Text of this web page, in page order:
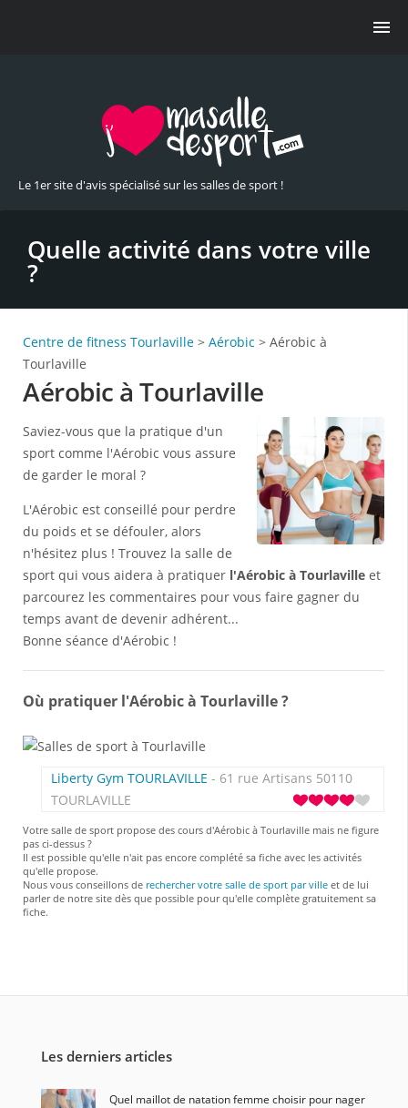
Le 1er site d'avis spécialisé sur les salles de sport !
Quelle activité dans votre ville
?
Centre de fitness Tourlaville > Aérobic > Aérobic à
Tourlaville
Aérobic à Tourlaville
Saviez-vous que la pratique d'un
sport comme l'Aérobic vous assure
de garder le moral ?
L'Aérobic est conseillé pour perdre
du poids et se défouler, alors
n'hésitez plus ! Trouvez la salle de
sport qui vous aidera à pratiquer l'Aérobic à Tourlaville et
parcourez les commentaires pour vous faire gagner du
temps avant de devenir adhérent...
Bonne séance d'Aérobic !
Où pratiquer l'Aérobic à Tourlaville ?
Liberty Gym TOURLAVILLE - 61 rue Artisans 50110
TOURLAVILLE
Votre salle de sport propose des cours d'Aérobic à Tourlaville mais ne figure
pas ci-dessus ?
Il est possible qu'elle n'ait pas encore complété sa fiche avec les activités
qu'elle propose.
Nous vous conseillons de rechercher votre salle de sport par ville et de lui
parler de notre site dès que possible pour qu'elle complète gratuitement sa
fiche.
Les derniers articles
Quel maillot de natation femme choisir pour nager